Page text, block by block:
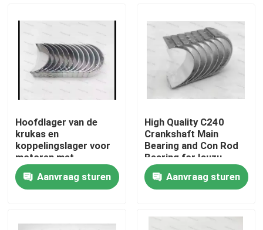
Thuis
Hoofdlager van de
krukas en
koppelingslager voor
motoren met
dieselmotor 6D114
Deel 3950661
3945918
Aanvraag sturen
High Quality C240
Crankshaft Main
Bearing and Con Rod
Bearing for Isuzu
Motor Diesel Engine
Part Aanvraag sturen